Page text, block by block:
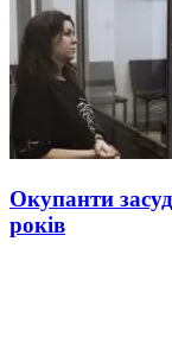
Окупанти
років